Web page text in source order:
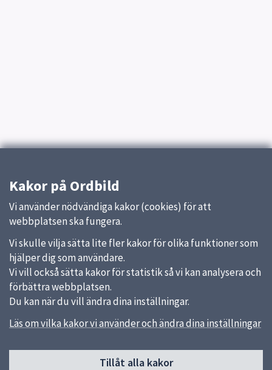
Kakor på Ordbild
Vi använder nödvändiga kakor (cookies) för att
webbplatsen ska fungera.
Vi skulle vilja sätta lite fler kakor för olika funktioner som
hjälper dig som användare.
Vi vill också sätta kakor för statistik så vi kan analysera och
förbättra webbplatsen.
Du kan när du vill ändra dina inställningar.
Läs om vilka kakor vi använder och ändra dina inställningar
Tillåt alla kakor
Sidfot